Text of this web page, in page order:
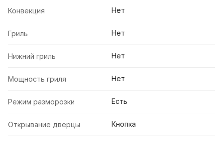
Конвекция Нет
Гриль Нет
Нижний гриль Нет
Мощность гриля Нет
Режим разморозки Есть
Открывание дверцы Кнопка